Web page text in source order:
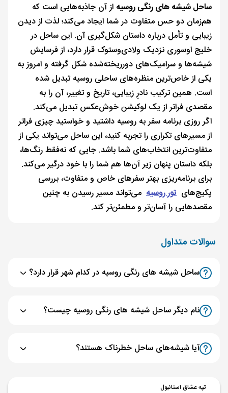
ساحل شیشه های رنگی روسیه از آن جاذبه‌هایی است که
هم‌زمان دو حس متفاوت در شما ایجاد می‌کند؛ لذت از دیدن
زیبایی و تأمل درباره داستان شکل‌گیری آن. این ساحل در
خلیج اوسوری نزدیک ولادی‌وستوک قرار دارد، از فرسایش
شیشه‌ها و سرامیک‌های دورریخته‌شده شکل گرفته و امروز به
یکی از خاص‌ترین منظره‌های ساحلی روسیه تبدیل شده
است. همین ترکیب نادرِ زیبایی، تاریخ و تغییر، آن را به
مقصدی فراتر از یک لوکیشن خوش‌عکس تبدیل می‌کند.
اگر روزی برنامه سفر به روسیه داشتید و خواستید چیزی فراتر
از مسیرهای تکراری را تجربه کنید، این ساحل می‌تواند یکی از
متفاوت‌ترین انتخاب‌های شما باشد. جایی که نه‌فقط رنگ‌ها،
بلکه داستان پنهان زیر آن‌ها هم شما را با خود درگیر می‌کند.
برای برنامه‌ریزی بهتر سفرهای خاص و متفاوت، بررسی
پکیج‌های تور روسیه می‌تواند مسیر رسیدن به چنین
مقصدهایی را آسان‌تر و مطمئن‌تر کند.
سوالات متداول
ساحل شیشه های رنگی روسیه در کدام شهر قرار دارد؟
نام دیگر ساحل شیشه های رنگی روسیه چیست؟
آیا شیشه‌های ساحل خطرناک هستند؟
تپه عشاق استانبول